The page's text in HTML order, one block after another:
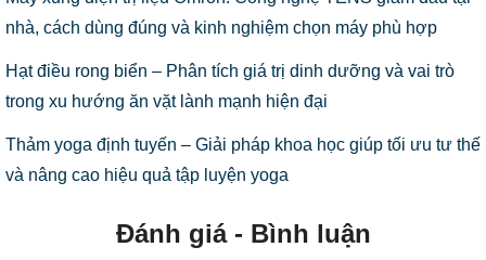
nhà, cách dùng đúng và kinh nghiệm chọn máy phù hợp
Hạt điều rong biển – Phân tích giá trị dinh dưỡng và vai trò
trong xu hướng ăn vặt lành mạnh hiện đại
Thảm yoga định tuyến – Giải pháp khoa học giúp tối ưu tư thế
và nâng cao hiệu quả tập luyện yoga
Đánh giá - Bình luận